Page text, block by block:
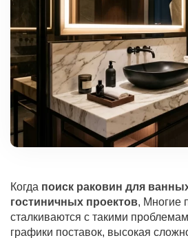
Когда поиск раковин для
гостиничных проектов, Многие
сталкиваются с такими
графики поставок, высокая